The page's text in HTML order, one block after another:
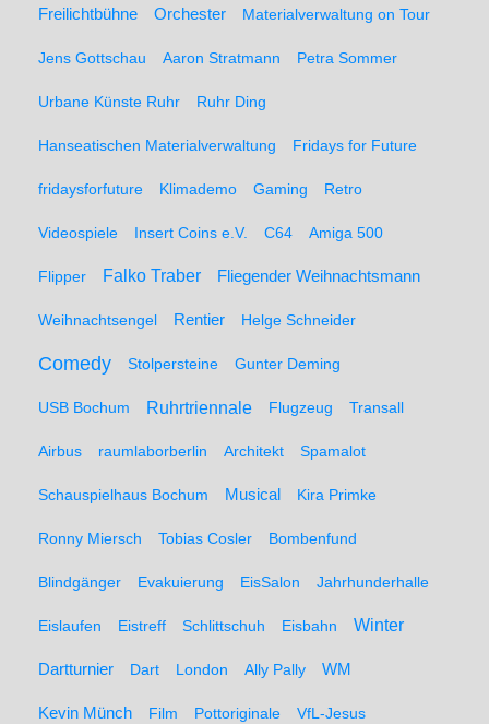
Freilichtbühne Orchester Materialverwaltung on Tour
Jens Gottschau Aaron Stratmann Petra Sommer
Urbane Künste Ruhr Ruhr Ding
Hanseatischen Materialverwaltung Fridays for Future
fridaysforfuture Klimademo Gaming Retro
Videospiele Insert Coins e.V. C64 Amiga 500
Flipper Falko Traber Fliegender Weihnachtsmann
Weihnachtsengel Rentier Helge Schneider
Comedy Stolpersteine Gunter Deming
USB Bochum Ruhrtriennale Flugzeug Transall
Airbus raumlaborberlin Architekt Spamalot
Schauspielhaus Bochum Musical Kira Primke
Ronny Miersch Tobias Cosler Bombenfund
Blindgänger Evakuierung EisSalon Jahrhunderhalle
Eislaufen Eistreff Schlittschuh Eisbahn Winter
Dartturnier Dart London Ally Pally WM
Kevin Münch Film Pottoriginale VfL-Jesus